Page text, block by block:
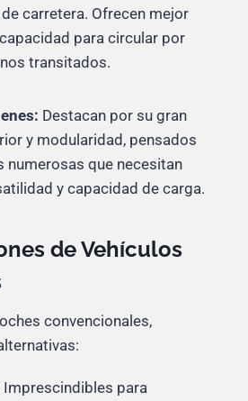
carretera. Ofrecen mejor
para circular por
transitados.
Destacan por su gran
y modularidad, pensados
numerosas que necesitan
y capacidad de carga.
de Vehículos
convencionales,
Imprescindibles para